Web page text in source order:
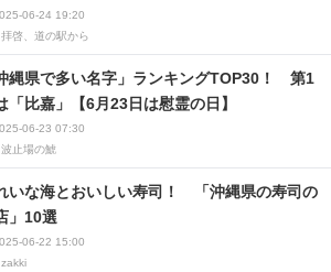
06-24 19:20
拝啓、道の駅から
06-23 07:30
波止場の鯱
縄県で多い名字」ランキングTOP30！ 第1
「比嘉」【6月23日は慰霊の日】
06-22 15:00
zakki
いな海とおいしい寿司！ 「沖縄県の寿司の
」10選